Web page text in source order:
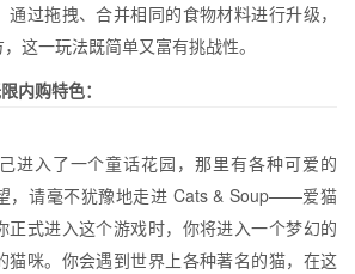
过拖拽、合并相同的食物材料进行升级，
这一玩法既简单又富有挑战性。
内购特色：
进入了一个童话花园，那里有各种可爱的
，请毫不犹豫地走进 Cats & Soup——爱猫
正式进入这个游戏时，你将进入一个梦幻的
猫咪。你会遇到世界上各种著名的猫，在这